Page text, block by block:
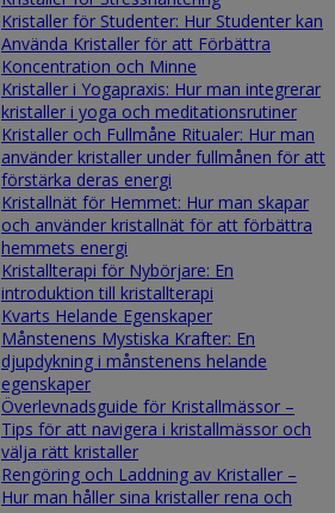
Kristaller för Studenter: Hur Studenter kan
Använda Kristaller för att Förbättra
Koncentration och Minne
Kristaller i Yogapraxis: Hur man integrerar
kristaller i yoga och meditationsrutiner
Kristaller och Fullmåne Ritualer: Hur man
använder kristaller under fullmånen för att
förstärka deras energi
Kristallnät för Hemmet: Hur man skapar
och använder kristallnät för att förbättra
hemmets energi
Kristallterapi för Nybörjare: En
introduktion till kristallterapi
Kvarts Helande Egenskaper
Månstenens Mystiska Krafter: En
djupdykning i månstenens helande
egenskaper
Överlevnadsguide för Kristallmässor –
Tips för att navigera i kristallmässor och
välja rätt kristaller
Rengöring och Laddning av Kristaller –
Hur man håller sina kristaller rena och